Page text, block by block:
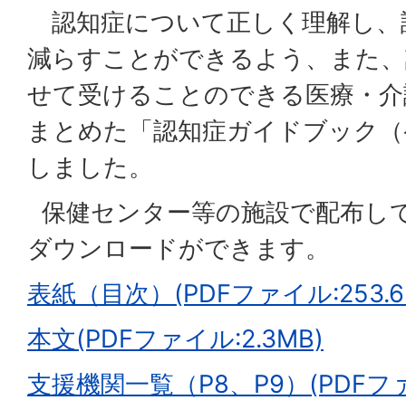
認知症について正しく理解し
減らすことができるよう、また
せて受けることのできる医療・
まとめた「認知症ガイドブック
しました。
保健センター等の施設で配布し
ダウンロードができます。
表紙（目次）(PDFファイル
本文(PDFファイル:2.3MB)
支援機関一覧（P8、P9）(PDFフ